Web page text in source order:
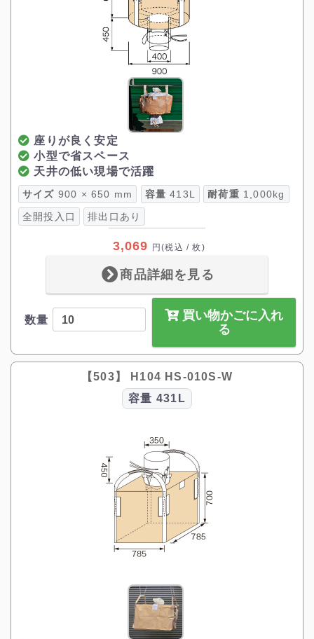
座りが良く安定
小型で省スペース
天井の低い現場で活躍
サイズ 900 × 650 mm 容量 413L 耐荷重 1,000kg
全開投入口 排出口あり
3,069 円(税込 / 枚)
商品詳細を見る
数量
買い物かごに入れ
る
【503】 H104 HS-010S-W
容量 431L